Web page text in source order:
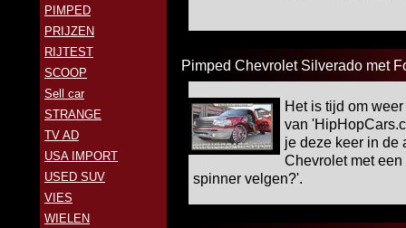
PIMPED
PRIJZEN
RIJTEST
SCOOP
Sell car
STRANGE
TV AD
USA IMPORT
USED SUV
VIES
WIELEN
Pimped Chevrolet Silverado met
Het is tijd om
van
je deze keer in de
Chevrolet met
spinner velgen?'.